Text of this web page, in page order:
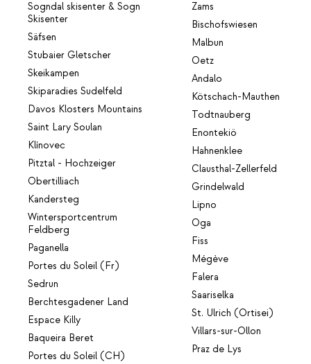
Sogndal skisenter & Sogn
Skisenter
Säfsen
Stubaier Gletscher
Skeikampen
Skiparadies Sudelfeld
Davos Klosters Mountains
Saint Lary Soulan
Klínovec
Pitztal - Hochzeiger
Obertilliach
Kandersteg
Wintersportcentrum
Feldberg
Paganella
Portes du Soleil (Fr)
Sedrun
Berchtesgadener Land
Espace Killy
Baqueira Beret
Portes du Soleil (CH)
Zams
Bischofswiesen
Malbun
Oetz
Andalo
Kötschach-Mauthen
Todtnauberg
Enontekiö
Hahnenklee
Clausthal-Zellerfeld
Grindelwald
Lipno
Oga
Fiss
Mégève
Falera
Saariselka
St. Ulrich (Ortisei)
Villars-sur-Ollon
Praz de Lys